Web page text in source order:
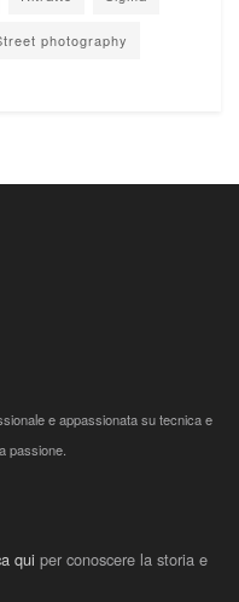
photography
e appassionata su tecnica e
passione.
qui per conoscere la storia e